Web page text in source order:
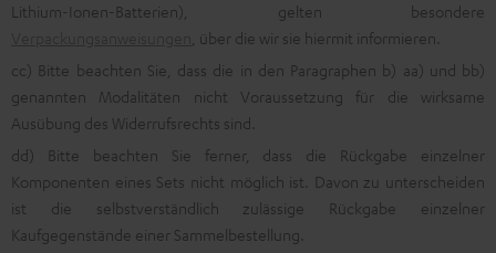
Lithium-Ionen-Batterien), gelten besondere
, über die wir sie hiermit informieren.
cc) Bitte beachten Sie, dass die in den Paragraphen b) aa) und bb)
genannten Modalitäten nicht Voraussetzung für die wirksame
Ausübung des Widerrufsrechts sind.
dd) Bitte beachten Sie ferner, dass die Rückgabe einzelner
Komponenten eines Sets nicht möglich ist. Davon zu unterscheiden
ist die selbstverständlich zulässige Rückgabe einzelner
Kaufgegenstände einer Sammelbestellung.